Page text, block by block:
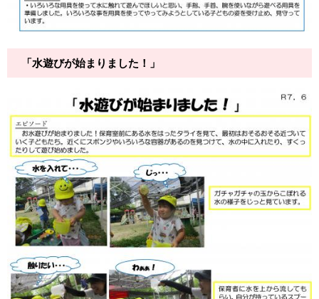
「水遊びが始まりました！」